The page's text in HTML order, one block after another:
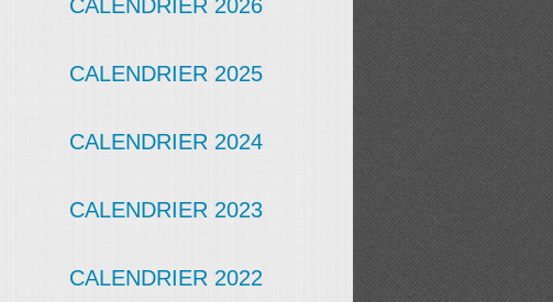
CALENDRIER 2026
CALENDRIER 2025
CALENDRIER 2024
CALENDRIER 2023
CALENDRIER 2022